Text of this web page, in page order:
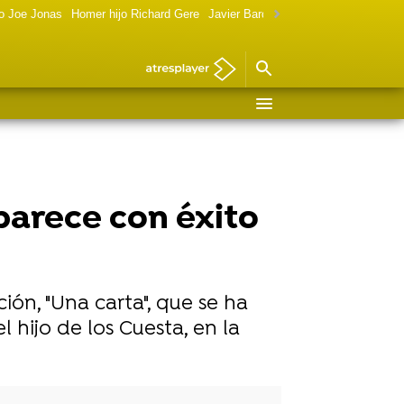
Joe Jonas Homer hijo Richard Gere Javier Bardem política
con éxito
"Una carta", que se ha
hijo de los Cuesta, en la